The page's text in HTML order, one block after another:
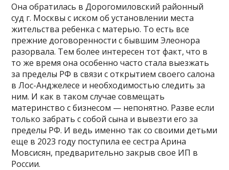
Она обратилась в Дорогомиловский районный
суд г. Москвы с иском об установлении места
жительства ребенка с матерью. То есть все
прежние договоренности с бывшим Элеонора
разорвала. Тем более интересен тот факт, что в
то же время она особенно часто стала выезжать
за пределы РФ в связи с открытием своего салона
в Лос-Анджелесе и необходимостью следить за
ним. И как в таком случае совмещать
материнство с бизнесом — непонятно. Разве если
только забрать с собой сына и вывезти его за
пределы РФ. И ведь именно так со своими детьми
еще в 2023 году поступила ее сестра Арина
Мовсисян, предварительно закрыв свое ИП в
России.